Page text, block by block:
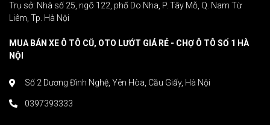
Trụ sở: Nhà số 25, ngõ 122, phố Do Nha, P. Tây Mỗ, Q. Nam Từ
Liêm, Tp. Hà Nội
MUA BÁN XE Ô TÔ CŨ, OTO LƯỚT GIÁ RẺ - CHỢ Ô TÔ SỐ 1 HÀ
NỘI
Số 2 Dương Đình Nghệ, Yên Hòa, Cầu Giấy, Hà Nội
0397393333